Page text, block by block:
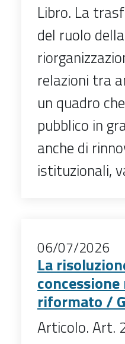
Libro. La
del ruolo
relazioni tra
un quadro
pubblico in
anche di
istituzionali,
06/07/2026
La
riformato /
Articolo. Art.